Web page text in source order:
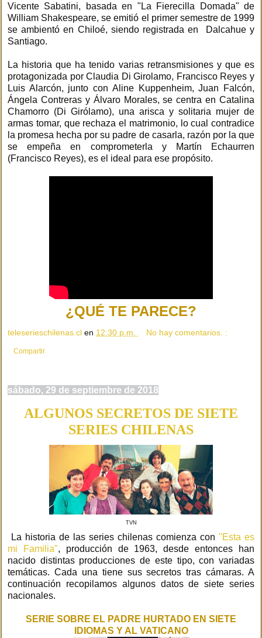
Vicente Sabatini, basada en "La Fierecilla Domada" de
William Shakespeare, se emitió el primer semestre de 1999
se ambientó en Chiloé, siendo registrada en Dalcahue y
Santiago.
La historia que ha tenido varias retransmisiones y que es
protagonizada por Claudia Di Girolamo, Francisco Reyes y
Luis Alarcón, junto con Aline Kuppenheim, Juan Falcón,
Ángela Contreras y Álvaro Morales, se centra en Catalina
Chamorro (Di Girólamo), una arisca y solitaria mujer de
armas tomar, que rechaza el matrimonio, lo cual contradice
la promesa hecha por su padre de casarla, razón por la que
se empeña en comprometerla y Martín Echaurren
(Francisco Reyes), es el ideal para ese propósito.
¿QUÉ TE PARECE?
teleserieschilenas.cl en 12:30 p.m. No hay comentarios. :
Compartir
sábado, 29 de septiembre de 2018
ALGUNOS SECRETOS DE SIETE
SERIES CHILENAS
TVN
La historia de las series chilenas comienza con "Esta es
mi Familia", producción de 1963, desde entonces han
nacido distintas producciones de este tipo, con variadas
temáticas. Cada una tiene sus secretos tras cámaras. A
continuación recopilamos algunos datos de siete series
nacionales.
SERIE SOBRE EL PADRE HURTADO EN SIETE
IDIOMAS Y AL VATICANO